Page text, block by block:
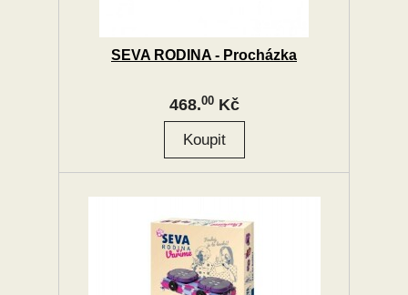
SEVA RODINA - Procházka
468.00Kč